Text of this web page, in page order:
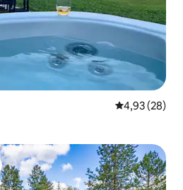
Gemiddelde
4,93 (28)